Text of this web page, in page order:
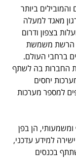
ביותר
מאגד למעלה
מדינות, הפועלות בצפון ודרום
הרשת משמשת
ברחבי העולם.
החברות בה לשתף
יחסים
למספר מערכות
הן בפן
למידע עדכני,
בכנסים